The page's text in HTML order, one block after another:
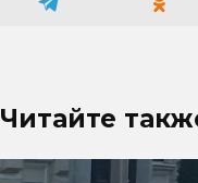
Читайте